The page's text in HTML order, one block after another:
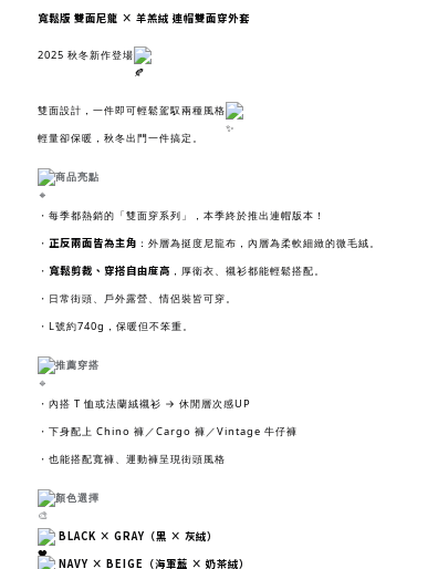
寬鬆版 雙面尼龍 × 羊羔絨 連帽雙面穿外套
2025 秋冬新作登場
雙面設計，一件即可輕鬆駕馭兩種風格
輕量卻保暖，秋冬出門一件搞定。
商品亮點
・每季都熱銷的「雙面穿系列」，本季終於推出連帽版本！
・ 正反兩面皆為主角 ：外層為挺度尼龍布，內層為柔軟細緻的微毛絨。
・ 寬鬆剪裁、穿搭自由度高 ，厚衛衣、襯衫都能輕鬆搭配。
・日常街頭、戶外露營、情侶裝皆可穿。
・L號約740g，保暖但不笨重。
推薦穿搭
・內搭 T 恤或法蘭絨襯衫 → 休閒層次感UP
・下身配上 Chino 褲／Cargo 褲／Vintage 牛仔褲
・也能搭配寬褲、運動褲呈現街頭風格
顏色選擇
BLACK × GRAY（黑 × 灰絨）
NAVY × BEIGE（海軍藍 × 奶茶絨）